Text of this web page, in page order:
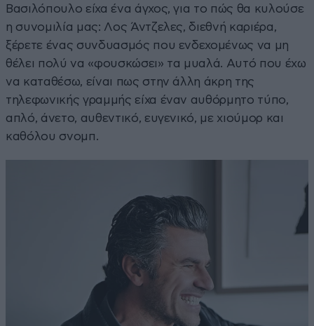
Βασιλόπουλο είχα ένα άγχος, για το πώς θα κυλούσε
η συνομιλία μας: Λος Άντζελες, διεθνή καριέρα,
ξέρετε ένας συνδυασμός που ενδεχομένως να μη
θέλει πολύ να «φουσκώσει» τα μυαλά. Αυτό που έχω
να καταθέσω, είναι πως στην άλλη άκρη της
τηλεφωνικής γραμμής είχα έναν αυθόρμητο τύπο,
απλό, άνετο, αυθεντικό, ευγενικό, με χιούμορ και
καθόλου σνομπ.